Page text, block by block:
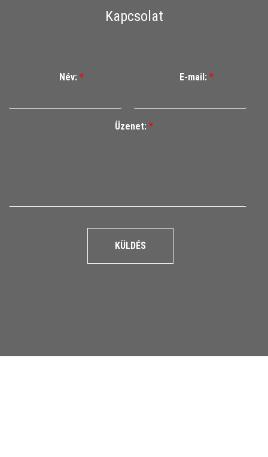
Kapcsolat
Név: * E-mail: *
Üzenet: *
KÜLDÉS